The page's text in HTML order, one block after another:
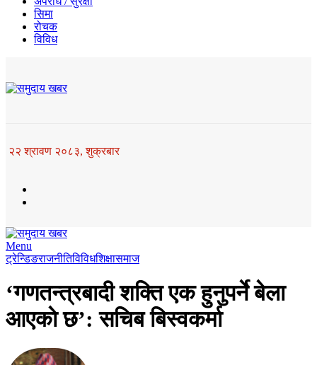
सिमा
रोचक
विविध
२२ श्रावण २०८३, शुक्रबार
Menu
ट्रेन्डिङराजनीतिविविधशिक्षासमाज
‘गणतन्त्रबादी शक्ति एक हुनुपर्ने बेला
आएकाे छ’: सचिब बिस्वकर्मा